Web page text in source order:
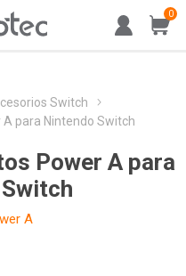
0
Switch
A para Nintendo Switch
Power A para
A